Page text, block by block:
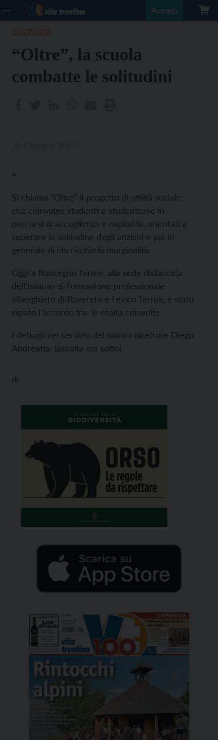
Accedi
“Oltre”, la scuola
combatte le solitudini
>
Si chiama “Oltre” il progetto di utilità sociale
che coinvolge studenti e studentesse in
percorsi di accoglienza e ospitalità, orientati a
superare la solitudine degli anziani e più in
generale di chi rischia la marginalità.
Oggi a Roncegno Terme, alla sede distaccata
dell’Istituto di Formazione professionale
alberghiero di Rovereto e Levico Terme, è stato
siglato l’accordo tra le realtà coinvolte.
I dettagli nel servizio del nostro direttore Diego
Andreatta. (ascolta qui sotto)
di